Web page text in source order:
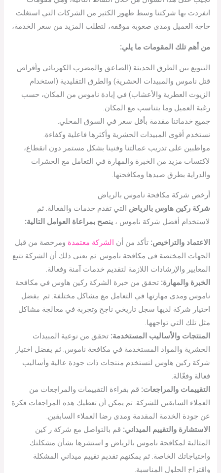
انفردت بها شركتنا وسط ظهور الكثير من الشركات التي استغلت
حاجة العميل ومدى صعوبة موقفه، لتطلب المزيد من سعر الخدمة،
من أهم تلك المقومات ما يلي:
التنويع بين الطرق الحديثة (الصاعق والمضرب الكهربائي وأقراص
قتل ناموس والمبيدات الحشرية) والطرق التقليدية (استخدام
الزيوت العطرية والأعشاب) في إبادة ناموس من المكان، حسب
رغبة العميل وما يتناسب مع المكان.
جميع خدماتنا مقدمة بأقل سعر في السوق المحلي.
نستخدم أقوى المبيدات الحشرية وأكثرها فاعلية وكفاءة.
مواظبين على تدريب عمالتنا وفنينا بشكل مستمر دون انقطاع،
لاكتساب مزيد من الخبرة والمهارة في التعامل مع الحشرات
والدراية بطرق صيدها ومكافحتها.
أرخص شركة مكافحة ناموس بالرياض
شركة ركين هاوس بالرياض التي تقدم خدمات والفعالة. ثم
لاستخدام أفضل شركة ناموس ،ينصح بمراعاة العوامل التالية:
الاعتماد والتراخيص: تأكد من أن الشركة معتمدة ومرخصة من قبل
الجهات المختصة في مكافحة ناموس. ثم يعني ذلك أن الشركة تتبع
المعايير والإرشادات اللازمة لتقديم خدمات آمنة وفعالة.
الخبرة والمهارة: تحقق من خبرة الشركة ركين هاوس في مكافحة
ناموس ومدى مهارتها في التعامل مع مشاكل مختلفة. ثم يفضل
اختيار شركة لديها سجل تاريخي ناجح وتجربة في معالجة مشاكل
مثل تلك التي تواجهها.
المنتجات والأساليب المستخدمة: تحقق من نوعية المبيدات
الحشرية والمواد المستخدمة في مكافحة ناموس. ثم يفضل اختيار
شركة ركين هاوس لتستخدم منتجات ذات جودة عالية وأساليب
فعالة وفعّالة.
التقييمات والمراجعات: قم بقراءة التقييمات والمراجعات من
العملاء السابقين للشركة. ثم يمكن أن تعطيك هذه المراجعات فكرة
عن جودة الخدمة المقدمة ومدى رضا العملاء السابقين.
الاستشارة والتقييم الميداني: قم بالتواصل مع شركة ر كين
المثالية لمكافحة ناموس بالرياض و استشرها بشأن مشكلتك
واحتياجاتك الخاصة. ثم يمكنهم تقديم تقييم ميداني المشكلة
واقتراح الحلول المناسبة.